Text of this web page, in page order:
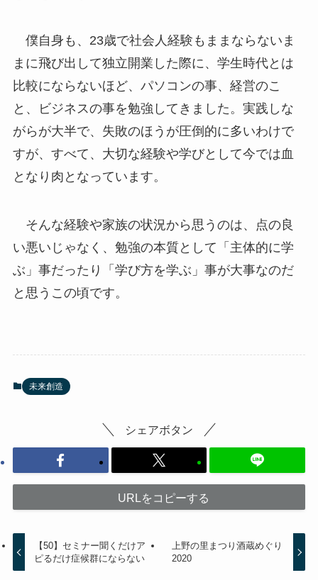
僕自身も、23歳で社会人経験もままならないま
まに飛び出して独立開業した際に、学生時代とは
比較にならないほど、パソコンの事、経営のこ
と、ビジネスの事を勉強してきました。実践しな
がらが大半で、失敗のほうが圧倒的に多いわけで
すが、すべて、大切な経験や学びとして今では血
となり肉となっています。
そんな経験や家族の状況から思うのは、点の良
い悪いじゃなく、勉強の本質として「主体的に学
ぶ」事だったり「学び方を学ぶ」事が大事なのだ
と思うこの頃です。
未来創造
シェアボタン
URLをコピーする
【50】セミナー聞くだけア
ピるだけ症候群にならない
上野の里まつり酒蔵めぐり
2020